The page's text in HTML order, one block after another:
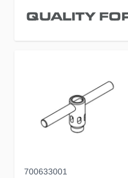
700633001